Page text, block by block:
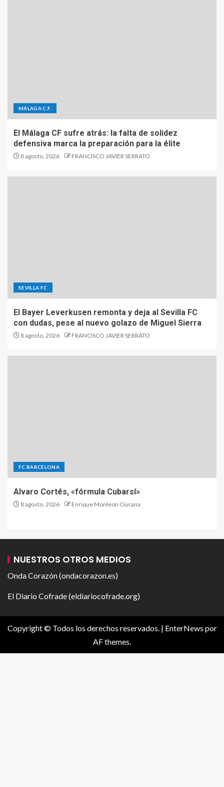
MÁLAGA C.F.
El Málaga CF sufre atrás: la falta de solidez
defensiva marca la preparación para la élite
8 agosto, 2026 FRANCISCO JAVIER SERRATO
SEVILLA FC
El Bayer Leverkusen remonta y deja al Sevilla FC
con dudas, pese al nuevo golazo de Miguel Sierra
8 agosto, 2026 FRANCISCO JAVIER SERRATO
FC BARCELONA
Alvaro Cortés, «fórmula Cubarsí»
8 agosto, 2026 Enrique Monleon Ciurana
NUESTROS OTROS MEDIOS
Onda Corazón (ondacorazon.es)
El Diario Cofrade (eldiariocofrade.org)
Copyright © Todos los derechos reservados. | EnterNews por
AF themes.